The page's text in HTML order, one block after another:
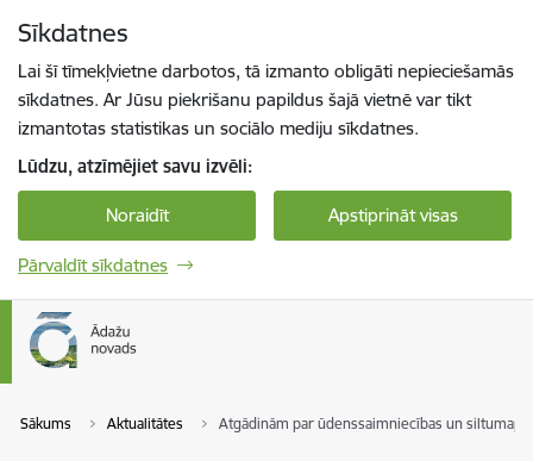
Sīkdatnes
Lai šī tīmekļvietne darbotos, tā izmanto obligāti nepieciešamās
sīkdatnes. Ar Jūsu piekrišanu papildus šajā vietnē var tikt
izmantotas statistikas un sociālo mediju sīkdatnes.
Lūdzu, atzīmējiet savu izvēli:
Noraidīt Apstiprināt visas
Pārvaldīt sīkdatnes
Sākums Aktualitātes Atgādinām par ūdenssaimniecības un